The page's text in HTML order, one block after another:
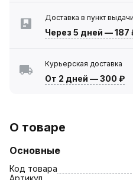
Доставка в пункт выдачи
Через 5 дней —187
Курьерская доставка
От 2 дней —300 ₽
О товаре
Основные
Код товара
Артикул